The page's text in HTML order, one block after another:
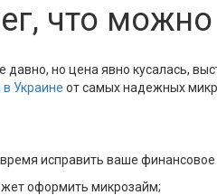
что
но цена явно кусалась,
в Украине от самых надежных
исправить ваше
оформить микрозайм;